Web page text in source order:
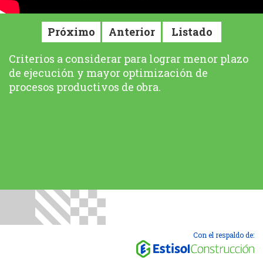
Criterios a considerar para lograr menor plazo
de ejecución y mayor optimización de
procesos productivos de obra.
Próximo Anterior Listado
Con el respaldo de: